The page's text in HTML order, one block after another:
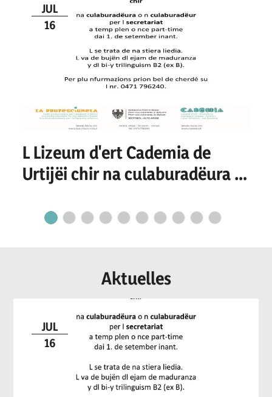
JUL
16
L Lizeum d'ert Cademia de
Urtijëi chir na culaburadëura o
secretariat
Aktuelles
JUL
16